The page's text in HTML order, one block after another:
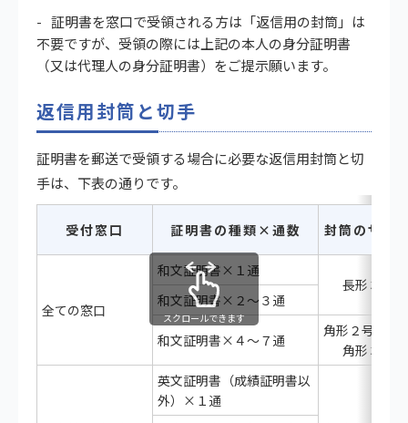
証明書を窓口で受領される方は「返信用の封筒」は
不要ですが、受領の際には上記の本人の身分証明書
（又は代理人の身分証明書）をご提示願います。
返信用封筒と切手
証明書を郵送で受領する場合に必要な返信用封筒と切
手は、下表の通りです。
受付窓口 証明書の種類×通数 封筒のサイ
全ての窓口
和文証明書×１通
長形３号
和文証明書×２～３通
和文証明書×４～７通
角形２号また
角形３号
英文証明書（成績証明書以
外）×１通
スクロールできます